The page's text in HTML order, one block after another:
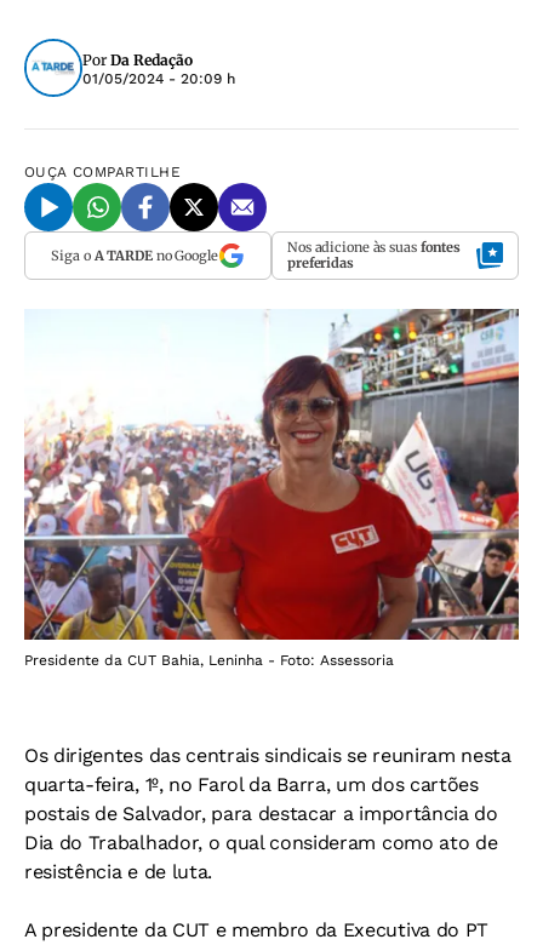
Por Da Redação
01/05/2024 - 20:09 h
OUÇA COMPARTILHE
Siga o A TARDEno Google Nos adicione às suas fontes
preferidas
Presidente da CUT Bahia, Leninha - Foto: Assessoria
Os dirigentes das centrais sindicais se reuniram nesta
quarta-feira, 1º, no Farol da Barra, um dos cartões
postais de Salvador, para destacar a importância do
Dia do Trabalhador, o qual consideram como ato de
resistência e de luta.
A presidente da CUT e membro da Executiva do PT